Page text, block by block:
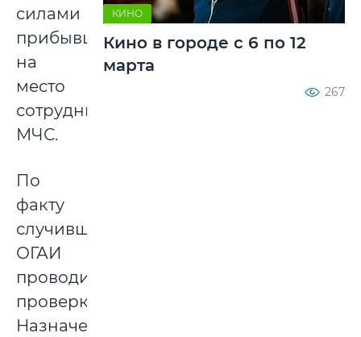
силами
прибывших
на
место
сотрудников
МЧС.
По
факту
случившегося
ОГАИ
проводится
проверка.
Назначен
КИНО
Кино в городе с 6 по 12
марта
267